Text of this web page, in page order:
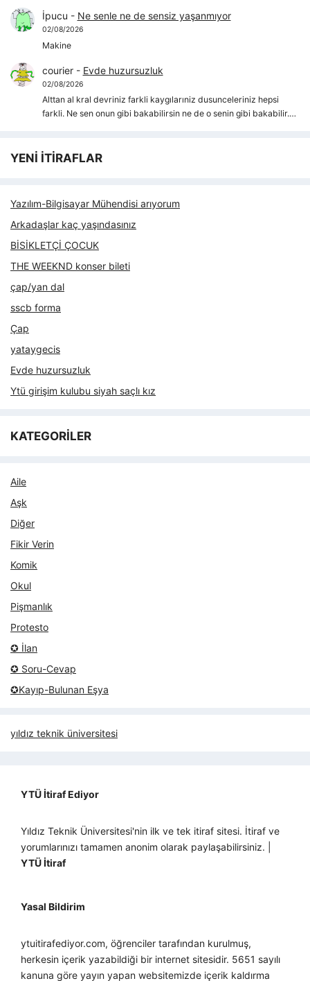
İpucu - Ne senle ne de sensiz yaşanmıyor
02/08/2026
Makine
courier- Evde huzursuzluk
02/08/2026
Alttan al kral devriniz farkli kaygılarıniz dusunceleriniz hepsi
farkli. Ne sen onun gibi bakabilirsin ne de o senin gibi bakabilir.…
YENİ İTİRAFLAR
Yazılım-Bilgisayar Mühendisi arıyorum
Arkadaşlar kaç yaşındasınız
BİSİKLETÇİ ÇOCUK
THE WEEKND konser bileti
çap/yan dal
sscb forma
Çap
yataygecis
Evde huzursuzluk
Ytü girişim kulubu siyah saçlı kız
KATEGORİLER
Aile
Aşk
Diğer
Fikir Verin
Komik
Okul
Pişmanlık
Protesto
✪ İlan
✪ Soru-Cevap
✪Kayıp-Bulunan Eşya
yıldız teknik üniversitesi
YTÜ İtiraf Ediyor
Yıldız Teknik Üniversitesi'nin ilk ve tek itiraf sitesi. İtiraf ve
yorumlarınızı tamamen anonim olarak paylaşabilirsiniz. |
YTÜ İtiraf
Yasal Bildirim
ytuitirafediyor.com, öğrenciler tarafından kurulmuş,
herkesin içerik yazabildiği bir internet sitesidir. 5651 sayılı
kanuna göre yayın yapan websitemizde içerik kaldırma